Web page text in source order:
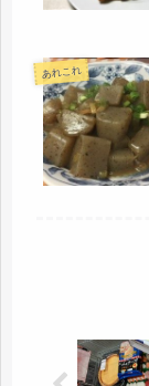
あれこれ